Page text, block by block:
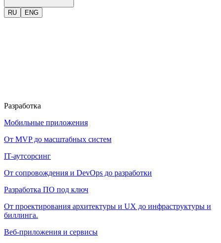
RU ENG
Разработка
Мобильные приложения
От MVP до масштабных систем
IT-аутсорсинг
От сопровождения и DevOps до разработки
Разработка ПО под ключ
От проектирования архитектуры и UX до инфраструктуры и
биллинга.
Веб-приложения и сервисы